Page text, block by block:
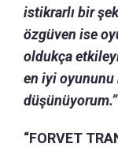
istikrarlı bir
özgüven ise
oldukça
en iyi
düşünüyorum.”
“FORVET